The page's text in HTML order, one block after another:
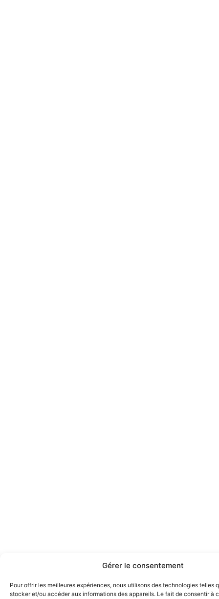
Gérer le consentement
Pour offrir les meilleures expériences, nous utilisons des technologies telles
stocker et/ou accéder aux informations des appareils. Le fait de consentir à